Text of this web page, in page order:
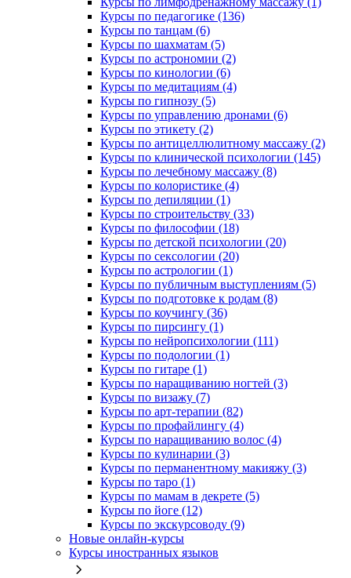
Курсы по педагогике (136)
Курсы по танцам (6)
Курсы по шахматам (5)
Курсы по астрономии (2)
Курсы по кинологии (6)
Курсы по медитациям (4)
Курсы по гипнозу (5)
Курсы по управлению дронами (6)
Курсы по этикету (2)
Курсы по антицеллюлитному массажу (2)
Курсы по клинической психологии (145)
Курсы по лечебному массажу (8)
Курсы по колористике (4)
Курсы по депиляции (1)
Курсы по строительству (33)
Курсы по философии (18)
Курсы по детской психологии (20)
Курсы по сексологии (20)
Курсы по астрологии (1)
Курсы по публичным выступлениям (5)
Курсы по подготовке к родам (8)
Курсы по коучингу (36)
Курсы по пирсингу (1)
Курсы по нейропсихологии (111)
Курсы по подологии (1)
Курсы по гитаре (1)
Курсы по наращиванию ногтей (3)
Курсы по визажу (7)
Курсы по арт-терапии (82)
Курсы по профайлингу (4)
Курсы по наращиванию волос (4)
Курсы по кулинарии (3)
Курсы по перманентному макияжу (3)
Курсы по таро (1)
Курсы по мамам в декрете (5)
Курсы по йоге (12)
Курсы по экскурсоводу (9)
Новые онлайн‑курсы
Курсы иностранных языков